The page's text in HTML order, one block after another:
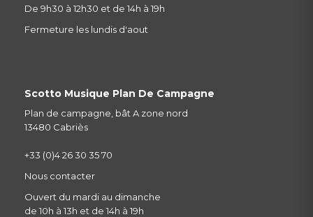
De 9h30 à 12h30 et de 14h à 19h
Fermeture les lundis d'aout
Scotto Musique Plan De Campagne
Plan de campagne, bât A zone nord
13480 Cabriès
+33 (0)4 26 30 35 70
Nous contacter
Ouvert du mardi au dimanche
de 10h à 13h et de 14h à 19h